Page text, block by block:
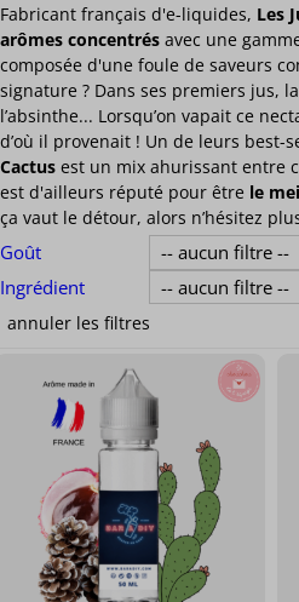
Fabricant français d'e-liquides, Les
arômes concentrés avec une
composée d'une foule de saveurs
signature ? Dans ses premiers jus,
l’absinthe... Lorsqu’on vapait ce
d’où il provenait ! Un de leurs best-
Cactus est un mix ahurissant entre
est d'ailleurs réputé pour être le
ça vaut le détour, alors n’hésitez
Goût
Ingrédient